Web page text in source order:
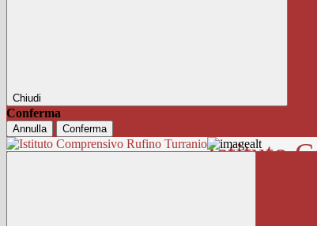
Chiudi
Conferma
Annulla Conferma
Istituto